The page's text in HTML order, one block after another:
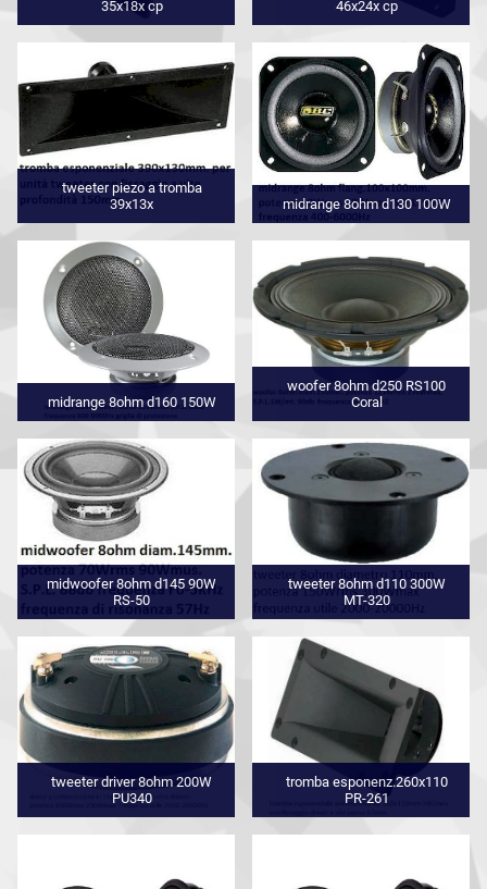
35x18x cp
46x24x cp
tweeter piezo a tromba
39x13x
midrange 8ohm d130 100W
midrange 8ohm d160 150W
woofer 8ohm d250 RS100
Coral
midwoofer 8ohm d145 90W
RS-50
tweeter 8ohm d110 300W
MT-320
tweeter driver 8ohm 200W
PU340
tromba esponenz.260x110
PR-261